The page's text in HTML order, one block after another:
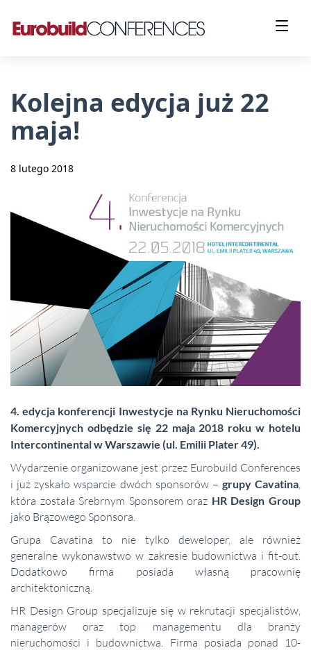
Kolejna edycja już 22
maja!
8 lutego 2018
4. edycja konferencji Inwestycje na Rynku Nieruchomości
Komercyjnych odbędzie się 22 maja 2018 roku w hotelu
Intercontinental w Warszawie (ul. Emilii Plater 49).
Wydarzenie organizowane jest przez Eurobuild Conferences
i już zyskało wsparcie dwóch sponsorów – grupy Cavatina
która została Srebrnym Sponsorem oraz HR Design Group
jako Brązowego Sponsora.
Grupa Cavatina to nie tylko deweloper, ale również
generalne wykonawstwo w zakresie budownictwa i fit-out.
Dodatkowo firma posiada własną pracownię
architektoniczną.
HR Design Group specjalizuje się w rekrutacji specjalistów,
managerów oraz top managementu dla branży
nieruchomości i budownictwa. Firma posiada ponad 10-